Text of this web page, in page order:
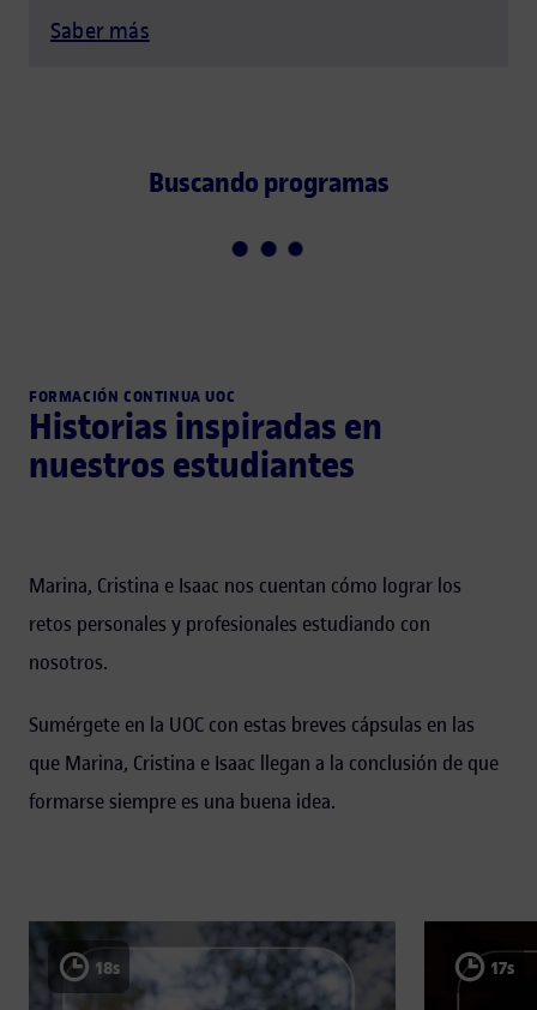
Saber más
Buscando programas
FORMACIÓN CONTINUA UOC
Historias inspiradas en
nuestros estudiantes
Marina, Cristina e Isaac nos cuentan cómo lograr los
retos personales y profesionales estudiando con
nosotros.
Sumérgete en la UOC con estas breves cápsulas en las
que Marina, Cristina e Isaac llegan a la conclusión de que
formarse siempre es una buena idea.
18s 17s